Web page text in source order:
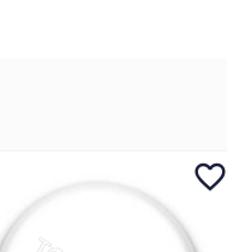
favorite_border